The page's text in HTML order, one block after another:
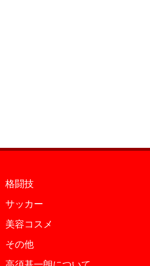
格闘技
サッカー
美容コスメ
その他